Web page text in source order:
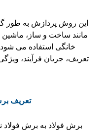
این روش پردازش به طور
مانند ساخت و ساز،
خانگی استفاده می
تعریف، جریان فرآیند،
1. تعریف
برش فولاد به برش فولاد